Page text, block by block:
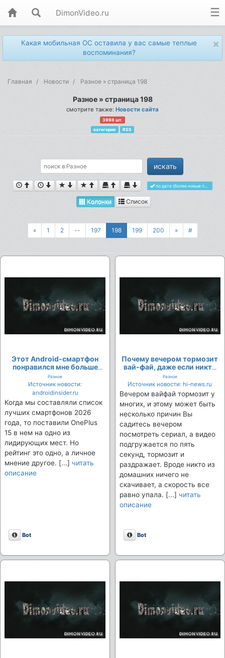
DimonVideo.ru
×
Какая мобильная ОС оставила у вас самые теплые
воспоминания?
Главная Новости Разное » страница 198
Разное » страница 198
смотрите также: Новости сайта
3998 шт.
категории
RSS
по дате (более новые первыми)
Колонки Список
« 1 2 -- 197 198 199 200 » #
Этот Android-смартфон
понравился мне больше
всех в 2026 году
Разное
Источник новости:
androidinsider.ru
Когда мы составляли список
лучших смартфонов 2026
года, то поставили OnePlus
15 в нем на одно из
лидирующих мест. Но
рейтинг это одно, а личное
мнение другое. [...] читать
описание
Описание
Bot
Почему вечером тормозит
вай-фай, даже если никто
ничего не скачивает
Разное
Источник новости: hi-news.ru
Вечером вайфай тормозит у
многих, и этому может быть
несколько причин Вы
садитесь вечером
посмотреть сериал, а видео
подгружается по пять
секунд, тормозит и
раздражает. Вроде никто из
домашних ничего не
скачивает, а скорость все
равно упала. [...] читать
описание
Описание
Bot